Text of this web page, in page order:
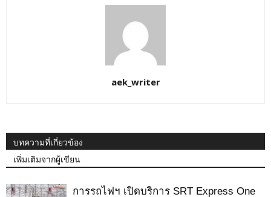
aek_writer
บทความที่เกี่ยวข้อง
เพิ่มเติมจากผู้เขียน
การรถไฟฯ เปิดบริการ SRT Express One